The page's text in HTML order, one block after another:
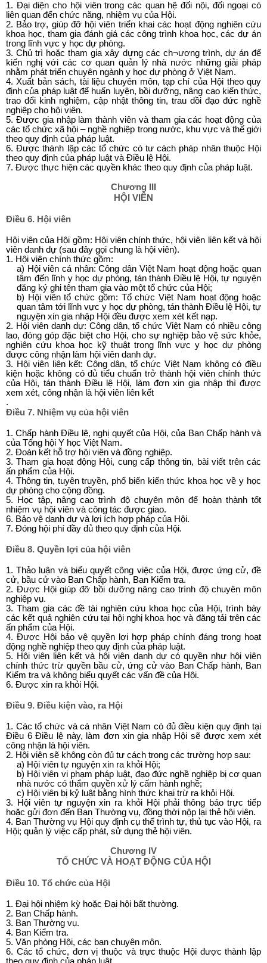
1. Đại diện cho hội viên trong các quan hệ đối nội, đối ngoại có
liên quan đến chức năng, nhiệm vụ của Hội.
2. Bảo trợ, giúp đỡ hội viên triển khai các hoạt động nghiên cứu
khoa học, tham gia đánh giá các công trình khoa học, các dự án
trong lĩnh vực y học dự phòng.
3. Chủ trì hoặc tham gia xây dựng các ch¬ương trình, dự án để
kiến nghị với các cơ quan quản lý nhà nước những giải pháp
nhằm phát triển chuyên ngành y học dự phòng ở Việt Nam.
4. Xuất bản sách, tài liệu chuyên môn, tạp chí của Hội theo quy
định của pháp luật để huấn luyện, bồi dưỡng, nâng cao kiến thức,
trao đổi kinh nghiệm, cập nhật thông tin, trau dồi đạo đức nghề
nghiệp cho hội viên.
5. Được gia nhập làm thành viên và tham gia các hoạt động của
các tổ chức xã hội – nghề nghiệp trong nước, khu vực và thế giới
theo quy định của pháp luật.
6. Được thành lập các tổ chức có tư cách pháp nhân thuộc Hội
theo quy định của pháp luật và Điều lệ Hội.
7. Được thực hiện các quyền khác theo quy định của pháp luật.
Chương III
HỘI VIÊN
Điều 6. Hội viên
Hội viên của Hội gồm: Hội viên chính thức, hội viên liên kết và hội
viên danh dự (sau đây gọi chung là hội viên).
1. Hội viên chính thức gồm:
a) Hội viên cá nhân: Công dân Việt Nam hoạt động hoặc quan
tâm đến lĩnh y học dự phòng, tán thành Điều lệ Hội, tự nguyện
đăng ký ghi tên tham gia vào một tổ chức của Hội;
b) Hội viên tổ chức gồm: Tổ chức Việt Nam hoạt động hoặc
quan tâm tới lĩnh vực y học dự phòng, tán thành Điều lệ Hội, tự
nguyện xin gia nhập Hội đều được xem xét kết nạp.
2. Hội viên danh dự: Công dân, tổ chức Việt Nam có nhiều công
lao, đóng góp đặc biệt cho Hội, cho sự nghiệp bảo vệ sức khỏe,
nghiên cứu khoa học kỹ thuật trong lĩnh vực y học dự phòng
được công nhận làm hội viên danh dự.
3. Hội viên liên kết: Công dân, tổ chức Việt Nam không có điều
kiện hoặc không có đủ tiểu chuẩn trở thành hội viên chính thức
của Hội, tán thành Điều lệ Hội, làm đơn xin gia nhập thì được
xem xét, công nhận là hội viên liên kết
.
Điều 7. Nhiệm vụ của hội viên
1. Chấp hành Điều lệ, nghị quyết của Hội, của Ban Chấp hành và
của Tổng hội Y học Việt Nam.
2. Đoàn kết hỗ trợ hội viên và đồng nghiệp.
3. Tham gia hoạt động Hội, cung cấp thông tin, bài viết trên các
ấn phẩm của Hội.
4. Thông tin, tuyên truyền, phổ biến kiến thức khoa học về y học
dự phòng cho cộng đồng.
5. Học tập, nâng cao trình độ chuyên môn để hoàn thành tốt
nhiệm vụ hội viên và công tác được giao.
6. Bảo vệ danh dự và lợi ích hợp pháp của Hội.
7. Đóng hội phí đầy đủ theo quy định của Hội.
Điều 8. Quyền lợi của hội viên
1. Thảo luận và biểu quyết công việc của Hội, được ứng cử, đề
cử, bầu cử vào Ban Chấp hành, Ban Kiểm tra.
2. Được Hội giúp đỡ bồi dưỡng nâng cao trình độ chuyên môn
nghiệp vụ.
3. Tham gia các đề tài nghiên cứu khoa học của Hội, trình bày
các kết quả nghiên cứu tại hội nghị khoa học và đăng tải trên các
ấn phẩm của Hội.
4. Được Hội bảo vệ quyền lợi hợp pháp chính đáng trong hoạt
động nghề nghiệp theo quy định của pháp luật.
5. Hội viên liên kết và hội viên danh dự có quyền như hội viên
chính thức trừ quyền bầu cử, ứng cử vào Ban Chấp hành, Ban
Kiểm tra và không biểu quyết các vấn đề của Hội.
6. Được xin ra khỏi Hội.
Điều 9. Điều kiện vào, ra Hội
1. Các tổ chức và cá nhân Việt Nam có đủ điều kiện quy định tại
Điều 6 Điều lệ này, làm đơn xin gia nhập Hội sẽ được xem xét
công nhận là hội viên.
2. Hội viên sẽ không còn đủ tư cách trong các trường hợp sau:
a) Hội viên tự nguyện xin ra khỏi Hội;
b) Hội viên vi phạm pháp luật, đạo đức nghề nghiệp bị cơ quan
nhà nước có thẩm quyền xử lý cấm hành nghề;
c) Hội viên bị kỷ luật bằng hình thức khai trừ ra khỏi Hội.
3. Hội viên tự nguyện xin ra khỏi Hội phải thông báo trực tiếp
hoặc gửi đơn đến Ban Thường vụ, đồng thời nộp lại thẻ hội viên.
4. Ban Thường vụ Hội quy định cụ thể trình tự, thủ tục vào Hội, ra
Hội; quản lý việc cấp phát, sử dụng thẻ hội viên.
Chương IV
TỔ CHỨC VÀ HOẠT ĐỘNG CỦA HỘI
Điều 10. Tổ chức của Hội
1. Đại hội nhiệm kỳ hoặc Đại hội bất thường.
2. Ban Chấp hành.
3. Ban Thường vụ.
4. Ban Kiểm tra.
5. Văn phòng Hội, các ban chuyên môn.
6. Các tổ chức, đơn vị thuộc và trực thuộc Hội được thành lập